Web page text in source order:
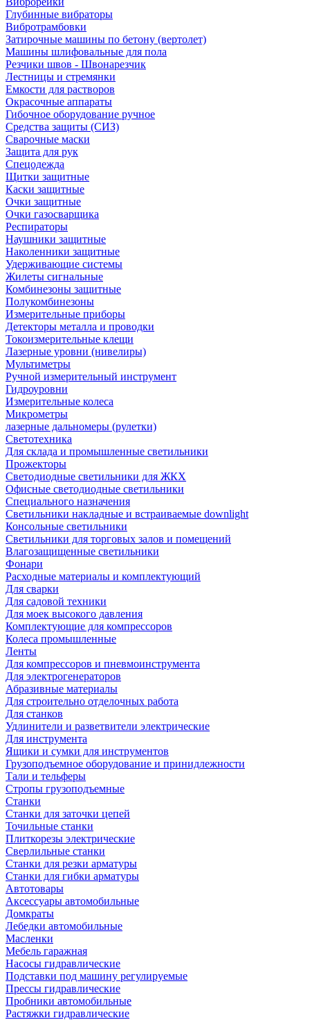
Глубинные вибраторы
Вибротрамбовки
Затирочные машины по бетону (вертолет)
Машины шлифовальные для пола
Резчики швов - Швонарезчик
Лестницы и стремянки
Емкости для растворов
Окрасочные аппараты
Гибочное оборудование ручное
Средства защиты (СИЗ)
Сварочные маски
Защита для рук
Спецодежда
Щитки защитные
Каски защитные
Очки защитные
Очки газосварщика
Респираторы
Наушники защитные
Наколенники защитные
Удерживающие системы
Жилеты сигнальные
Комбинезоны защитные
Полукомбинезоны
Измерительные приборы
Детекторы металла и проводки
Токоизмерительные клещи
Лазерные уровни (нивелиры)
Мультиметры
Ручной измерительный инструмент
Гидроуровни
Измерительные колеса
Микрометры
лазерные дальномеры (рулетки)
Светотехника
Для склада и промышленные светильники
Прожекторы
Светодиодные светильники для ЖКХ
Офисные светодиодные светильники
Специального назначения
Светильники накладные и встраиваемые downlight
Консольные светильники
Светильники для торговых залов и помещений
Влагозащищенные светильники
Фонари
Расходные материалы и комплектующий
Для сварки
Для садовой техники
Для моек высокого давления
Комплектующие для компрессоров
Колеса промышленные
Ленты
Для компрессоров и пневмоинструмента
Для электрогенераторов
Абразивные материалы
Для строительно отделочных работа
Для станков
Удлинители и разветвители электрические
Для инструмента
Ящики и сумки для инструментов
Грузоподъемное оборудование и принидлежности
Тали и тельферы
Стропы грузоподъемные
Станки
Станки для заточки цепей
Точильные станки
Плиткорезы электрические
Сверлильные станки
Станки для резки арматуры
Станки для гибки арматуры
Автотовары
Аксессуары автомобильные
Домкраты
Лебедки автомобильные
Масленки
Мебель гаражная
Насосы гидравлические
Подставки под машину регулируемые
Прессы гидравлические
Пробники автомобильные
Растяжки гидравлические